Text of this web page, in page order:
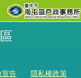
宣告 隱私權政策